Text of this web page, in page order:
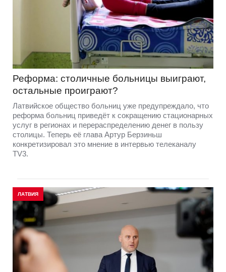
Реформа: столичные больницы выиграют,
остальные проиграют?
Латвийское общество больниц уже предупреждало, что
реформа больниц приведёт к сокращению стационарных
услуг в регионах и перераспределению денег в пользу
столицы. Теперь её глава Артур Берзиньш
конкретизировал это мнение в интервью телеканалу
TV3.
ЛАТВИЯ